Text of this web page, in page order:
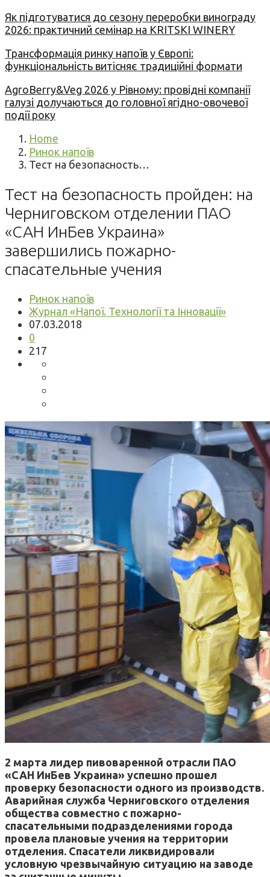
Як підготуватися до сезону переробки винограду
2026: практичний семінар на KRITSKI WINERY
Трансформація ринку напоїв у Європі:
функціональність витісняє традиційні формати
AgroBerry&Veg 2026 у Рівному: провідні компанії
галузі долучаються до головної ягідно-овочевої
події року
Home
Ринок напоїв
Тест на безопасность…
Тест на безопасность пройден: на
Черниговском отделении ПАО
«САН ИнБев Украина»
завершились пожарно-
спасательные учения
Ринок напоїв
Журнал «Напої. Технології та Інновації»
07.03.2018
0
217
2 марта лидер пивоваренной отрасли ПАО
«САН ИнБев Украина» успешно прошел
проверку безопасности одного из производств.
Аварийная служба Черниговского отделения
общества совместно с пожарно-
спасательными подразделениями города
провела плановые учения на территории
отделения. Спасатели ликвидировали
условную чрезвычайную ситуацию на заводе